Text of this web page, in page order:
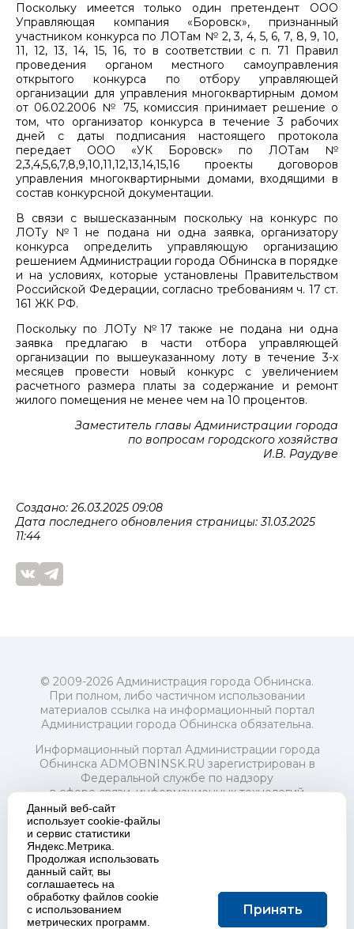
Поскольку имеется только один претендент ООО
Управляющая компания «Боровск», признанный
участником конкурса по ЛОТам № 2, 3, 4, 5, 6, 7, 8, 9, 10,
11, 12, 13, 14, 15, 16, то в соответствии с п. 71 Правил
проведения органом местного самоуправления
открытого конкурса по отбору управляющей
организации для управления многоквартирным домом
от 06.02.2006 № 75, комиссия принимает решение о
том, что организатор конкурса в течение 3 рабочих
дней с даты подписания настоящего протокола
передает ООО «УК Боровск» по ЛОТам №
2,3,4,5,6,7,8,9,10,11,12,13,14,15,16 проекты договоров
управления многоквартирными домами, входящими в
состав конкурсной документации.
В связи с вышесказанным поскольку на конкурс по
ЛОТу №1 не подана ни одна заявка, организатору
конкурса определить управляющую организацию
решением Администрации города Обнинска в порядке
и на условиях, которые установлены Правительством
Российской Федерации, согласно требованиям ч. 17 ст.
161 ЖК РФ.
Поскольку по ЛОТу №17 также не подана ни одна
заявка предлагаю в части отбора управляющей
организации по вышеуказанному лоту в течение 3-х
месяцев провести новый конкурс с увеличением
расчетного размера платы за содержание и ремонт
жилого помещения не менее чем на 10 процентов.
Заместитель главы Администрации города
по вопросам городского хозяйства
И.В. Раудуве
Создано: 26.03.2025 09:08
Дата последнего обновления страницы: 31.03.2025
11:44
© 2009-2026 Администрация города Обнинска.
При полном, либо частичном использовании
материалов ссылка на информационный портал
Администрации города Обнинска обязательна.
Информационный портал Администрации города
Обнинска ADMOBNINSK.RU зарегистрирован в
Федеральной службе по надзору
в сфере связи, информационных технологий
и массовых коммуникаций (Роскомнадзор) 24 июля
2018 года.
Свидетельство о регистрации Эл № ФС77-73321
Учредитель: Администрация (исполнительно-
распорядительный орган) городского округа "Город
Обнинск". Главный редактор: Байкова Е.А.
Адрес электронной почты Редакции:
redactor@admobninsk.ru
Данный веб-сайт
использует cookie-файлы
и сервис статистики
Яндекс.Метрика.
Продолжая использовать
данный сайт, вы
соглашаетесь на
обработку файлов cookie
с использованием
метрических программ.
Принять